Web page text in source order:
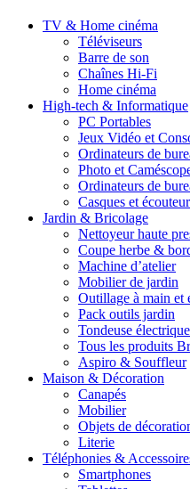
TV & Home cinéma
Téléviseurs
Barre de son
Chaînes Hi-Fi
Home cinéma
High-tech & Informatique
PC Portables
Jeux Vidéo et
Ordinateurs de
Photo et
Ordinateurs de
Casques et
Jardin & Bricolage
Nettoyeur haute
Coupe herbe &
Machine d’atelier
Mobilier de jardin
Outillage à main et
Pack outils jardin
Tondeuse électrique
Tous les produits
Aspiro & Souffleur
Maison & Décoration
Canapés
Mobilier
Objets de
Literie
Téléphonies &
Smartphones